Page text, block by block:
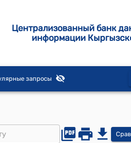
Централизованный банк
информации
запросы